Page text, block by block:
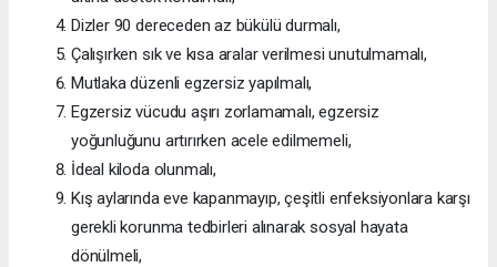
Dizler 90 dereceden az bükülü durmalı,
Çalışırken sık ve kısa aralar verilmesi unutulmamalı,
Mutlaka düzenli egzersiz yapılmalı,
Egzersiz vücudu aşırı zorlamamalı, egzersiz
yoğunluğunu artırırken acele edilmemeli,
İdeal kiloda olunmalı,
Kış aylarında eve kapanmayıp, çeşitli enfeksiyonlara karşı
gerekli korunma tedbirleri alınarak sosyal hayata
dönülmeli,